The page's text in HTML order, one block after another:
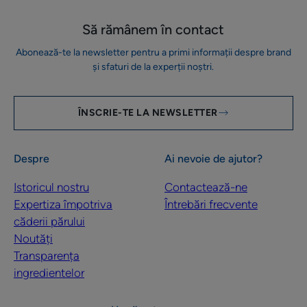
Să rămânem în contact
Abonează-te la newsletter pentru a primi informații despre brand
și sfaturi de la experții noștri.
ÎNSCRIE-TE LA NEWSLETTER
Despre
Istoricul nostru
Expertiza împotriva
căderii părului
Noutăți
Transparența
ingredientelor
Ai nevoie de ajutor?
Contactează-ne
Întrebări frecvente